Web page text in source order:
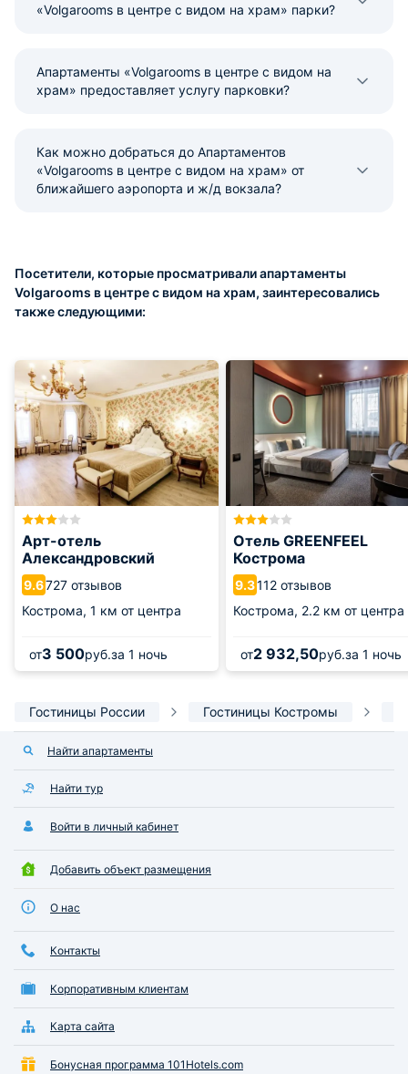
«Volgarooms в центре с видом на храм» парки?
Апартаменты «Volgarooms в центре с видом на
храм» предоставляет услугу парковки?
Как можно добраться до Апартаментов
«Volgarooms в центре с видом на храм» от
ближайшего аэропорта и ж/д вокзала?
Посетители, которые просматривали апартаменты
Volgarooms в центре с видом на храм, заинтересовались
также следующими:
Арт-отель
Александровский
9.6727 отзывов
Кострома, 1 км от центра
от3 500руб.за 1 ночь
Отель GREENFEEL
Кострома
9.3112 отзывов
Кострома, 2.2 км от центра
от2 932,50руб.за 1 ночь
Гостиницы России Гостиницы Костромы
Найти апартаменты
Найти тур
Войти в личный кабинет
Добавить объект размещения
О нас
Контакты
Корпоративным клиентам
Карта сайта
Бонусная программа 101Hotels.com